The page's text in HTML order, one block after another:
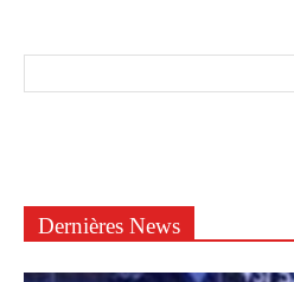
Dernières News